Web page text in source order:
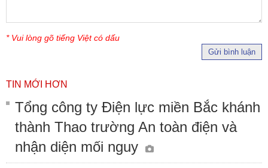
* Vui lòng gõ tiếng Việt có dấu
Gửi bình luận
TIN MỚI HƠN
Tổng công ty Điện lực miền Bắc khánh
thành Thao trường An toàn điện và
nhận diện mối nguy